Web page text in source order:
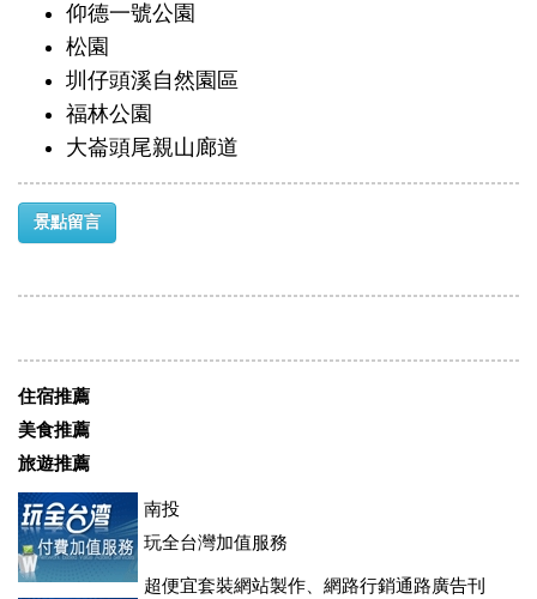
仰德一號公園
松園
圳仔頭溪自然園區
福林公園
大崙頭尾親山廊道
景點留言
住宿推薦
美食推薦
旅遊推薦
南投
玩全台灣加值服務
超便宜套裝網站製作、網路行銷通路廣告刊